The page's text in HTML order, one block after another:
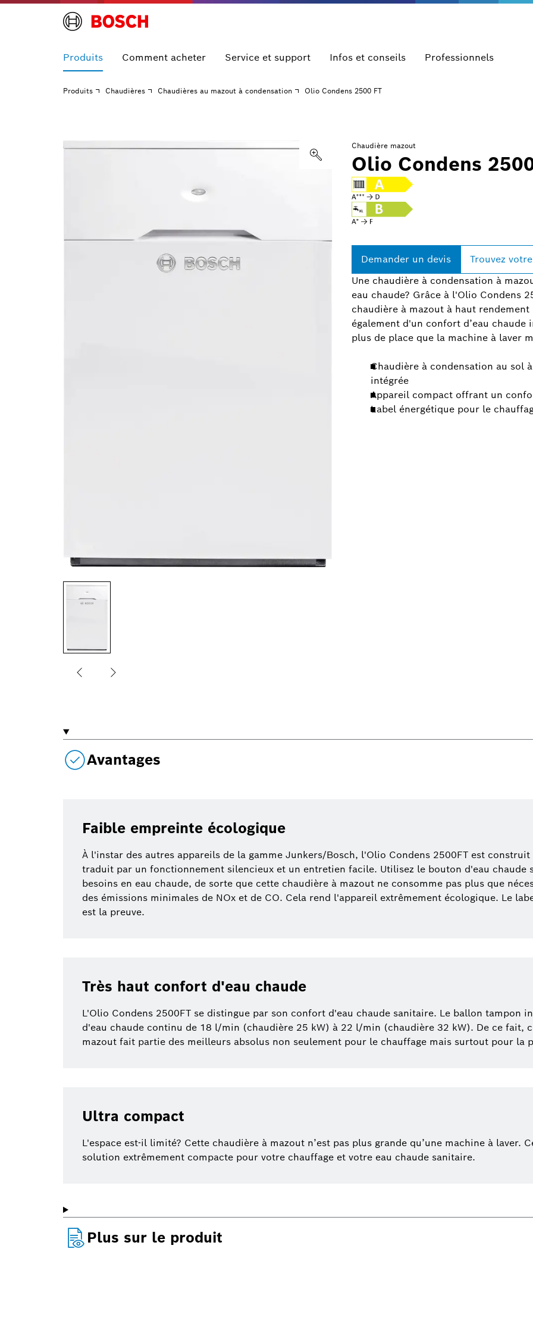
Produits Comment acheter Service et support Infos et conseils Professionnels
Produits Chaudières Chaudières au mazout à condensation Olio Condens 2500 FT
Chaudière mazout
Olio Condens
Demander un devis
Trouvez
Une chaudière à condensation à
eau chaude? Grâce à l'Olio Condens
chaudière à mazout à haut
également d'un confort d’eau
plus de place que la machine à laver
Chaudière à condensation au sol
intégrée
Appareil compact offrant un
Label énergétique pour le
Avantages
Faible empreinte écologique
À l'instar des autres appareils de la gamme Junkers/Bosch, l'Olio Condens 2500FT est
traduit par un fonctionnement silencieux et un entretien facile. Utilisez le bouton d'eau chaude
besoins en eau chaude, de sorte que cette chaudière à mazout ne consomme pas plus que
des émissions minimales de NOx et de CO. Cela rend l'appareil extrêmement écologique. Le
est la preuve.
Très haut confort d'eau chaude
L'Olio Condens 2500FT se distingue par son confort d'eau chaude sanitaire. Le ballon tampon
d'eau chaude continu de 18 l/min (chaudière 25 kW) à 22 l/min (chaudière 32 kW). De ce fait,
mazout fait partie des meilleurs absolus non seulement pour le chauffage mais surtout pour la
Ultra compact
L'espace est-il limité? Cette chaudière à mazout n’est pas plus grande qu’une machine à laver.
solution extrêmement compacte pour votre chauffage et votre eau chaude sanitaire.
Plus sur le produit